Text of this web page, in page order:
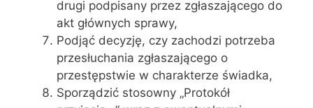
drugi podpisany przez zgłaszającego do
akt głównych sprawy,
Podjąć decyzję, czy zachodzi potrzeba
przesłuchania zgłaszającego o
przestępstwie w charakterze świadka,
Sporządzić stosowny „Protokół